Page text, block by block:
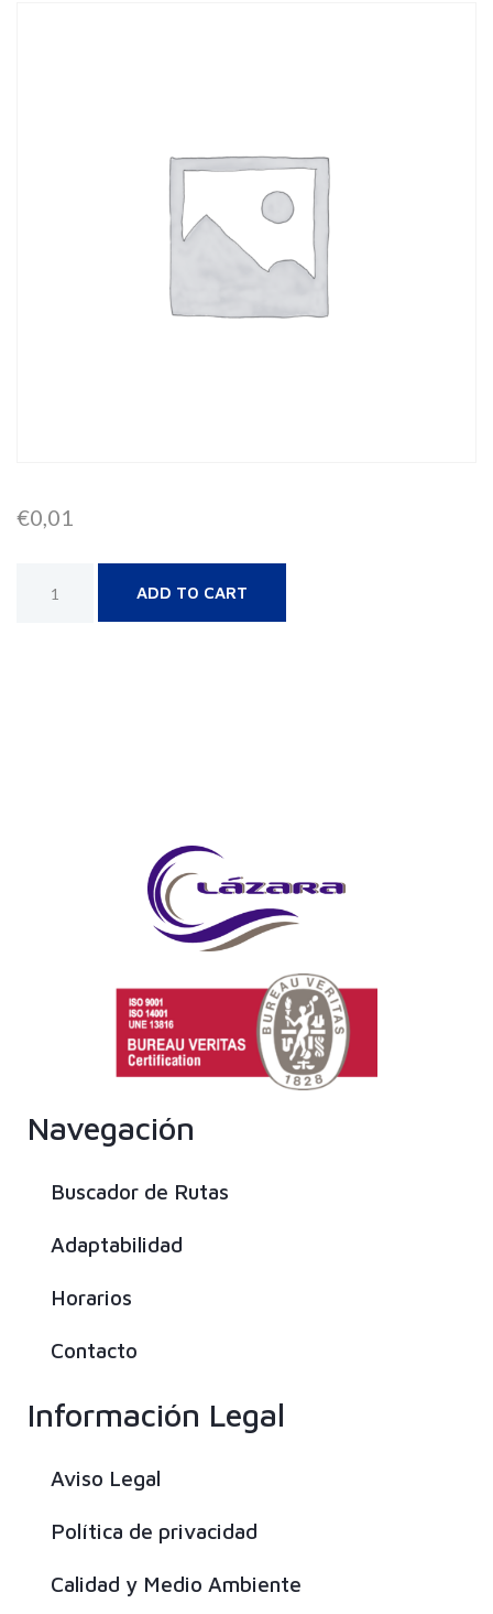
€0,01
ADD TO CART
Navegación
Buscador de Rutas
Adaptabilidad
Horarios
Contacto
Información Legal
Aviso Legal
Política de privacidad
Calidad y Medio Ambiente